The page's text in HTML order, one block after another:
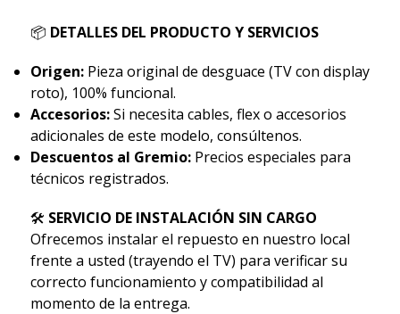
📦 DETALLES DEL PRODUCTO Y SERVICIOS
Origen:Pieza original de desguace (TV con display
roto), 100% funcional.
Accesorios:Si necesita cables, flex o accesorios
adicionales de este modelo, consúltenos.
Descuentos al Gremio:Precios especiales para
técnicos registrados.
🛠 SERVICIO DE INSTALACIÓN SIN CARGO
Ofrecemos instalar el repuesto en nuestro local
frente a usted (trayendo el TV) para verificar su
correcto funcionamiento y compatibilidad al
momento de la entrega.